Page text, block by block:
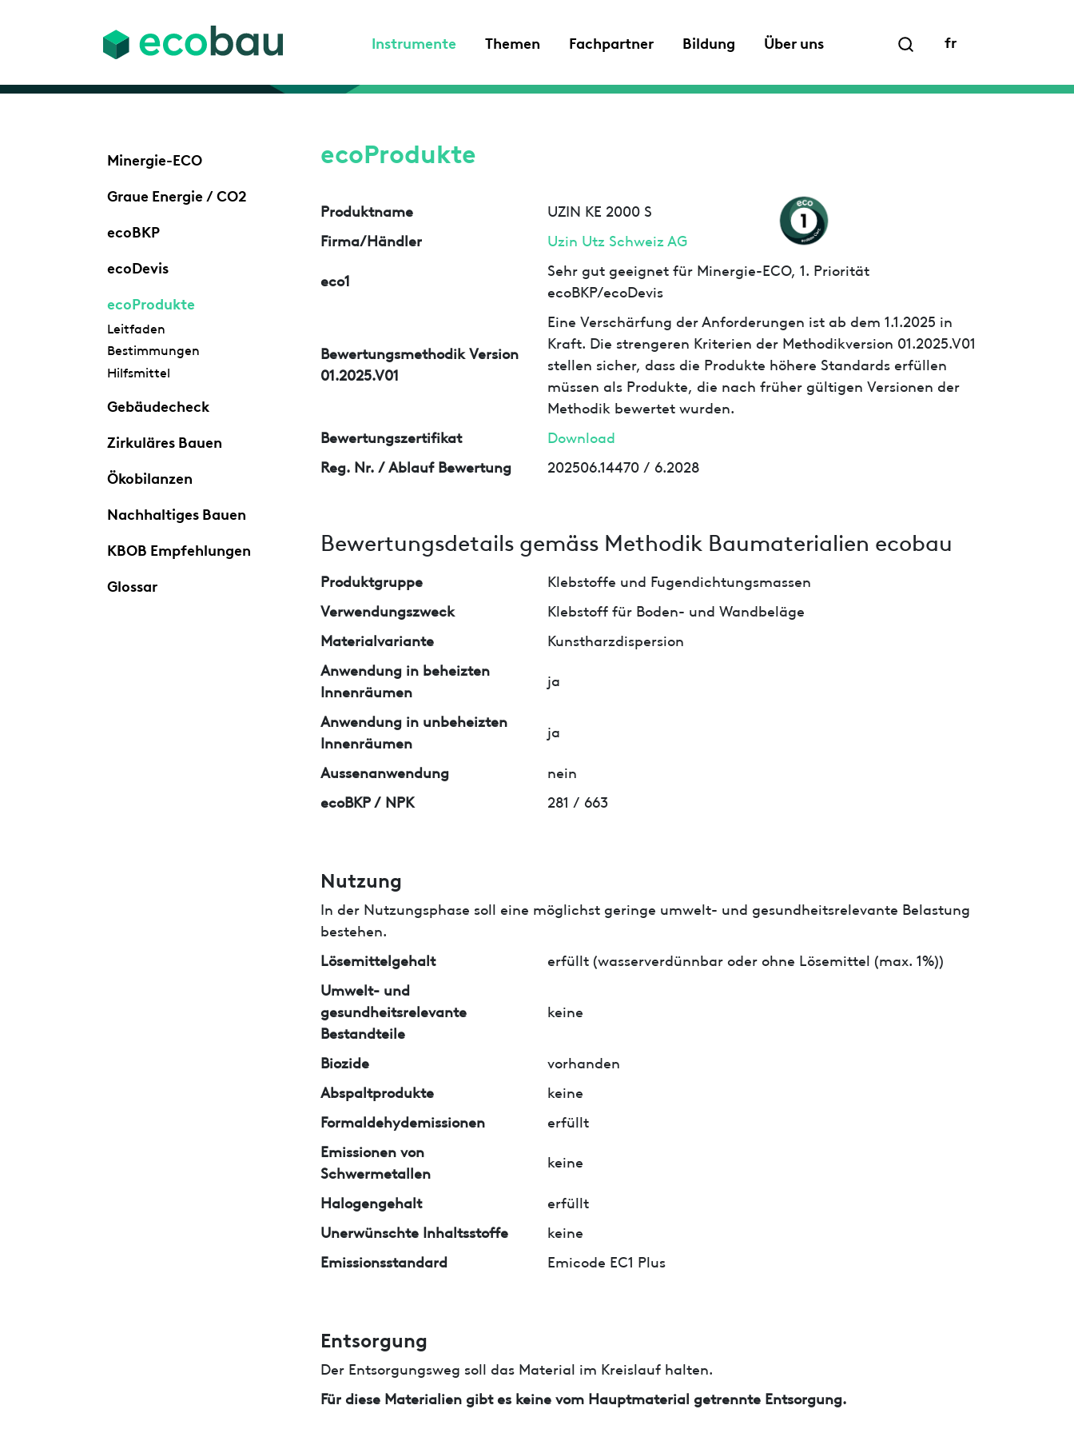
Instrumente Themen Fachpartner Bildung Über uns fr
Minergie-ECO
Graue Energie / CO2
ecoBKP
ecoDevis
ecoProdukte
Leitfaden
Bestimmungen
Hilfsmittel
Gebäudecheck
Zirkuläres Bauen
Ökobilanzen
Nachhaltiges Bauen
KBOB Empfehlungen
Glossar
ecoProdukte
Produktname
UZIN KE 2000 S
Firma/Händler
Uzin Utz Schweiz AG
eco1
Sehr gut geeignet für Minergie-ECO, 1. Priorität
ecoBKP/ecoDevis
Bewertungsmethodik Version
01.2025.V01
Eine Verschärfung der Anforderungen ist ab dem 1.1.2025 in
Kraft. Die strengeren Kriterien der Methodikversion 01.2025.V01
stellen sicher, dass die Produkte höhere Standards erfüllen
müssen als Produkte, die nach früher gültigen Versionen der
Methodik bewertet wurden.
Bewertungszertifikat
Download
Reg. Nr. / Ablauf Bewertung
202506.14470 / 6.2028
Bewertungsdetails gemäss Methodik Baumaterialien ecobau
Produktgruppe
Klebstoffe und Fugendichtungsmassen
Verwendungszweck
Klebstoff für Boden- und Wandbeläge
Materialvariante
Kunstharzdispersion
Anwendung in beheizten
Innenräumen
ja
Anwendung in unbeheizten
Innenräumen
ja
Aussenanwendung
nein
ecoBKP / NPK
281 / 663
Nutzung
In der Nutzungsphase soll eine möglichst geringe umwelt- und gesundheitsrelevante Belastung
bestehen.
Lösemittelgehalt
erfüllt (wasserverdünnbar oder ohne Lösemittel (max. 1%))
Umwelt- und
gesundheitsrelevante
Bestandteile
keine
Biozide
vorhanden
Abspaltprodukte
keine
Formaldehydemissionen
erfüllt
Emissionen von
Schwermetallen
keine
Halogengehalt
erfüllt
Unerwünschte Inhaltsstoffe
keine
Emissionsstandard
Emicode EC1 Plus
Entsorgung
Der Entsorgungsweg soll das Material im Kreislauf halten.
Für diese Materialien gibt es keine vom Hauptmaterial getrennte Entsorgung.